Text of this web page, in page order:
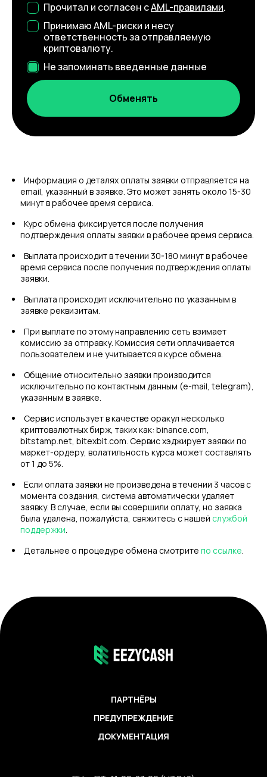
Прочитал и согласен сAML-правилами.
Принимаю AML-риски и несу
ответственность за отправляемую
криптовалюту.
Не запоминать введенные данные
Информация о деталях оплаты заявки отправляется на
email, указанный в заявке. Это может занять около 15-30
минут в рабочее время сервиса.
Курс обмена фиксируется после получения
подтверждения оплаты заявки в рабочее время сервиса.
Выплата происходит в течении 30-180 минут в рабочее
время сервиса после получения подтверждения оплаты
заявки.
Выплата происходит исключительно по указанным в
заявке реквизитам.
При выплате по этому направлению сеть взимает
комиссию за отправку. Комиссия сети оплачивается
пользователем и не учитывается в курсе обмена.
Общение относительно заявки производится
исключительно по контактным данным (e-mail, telegram),
указанным в заявке.
Сервис использует в качестве оракул несколько
криптовалютных бирж, таких как: binance.com,
bitstamp.net, bitexbit.com. Сервис хэджирует заявки по
маркет-ордеру, волатильность курса может составлять
от 1 до 5%.
Если оплата заявки не произведена в течении 3 часов с
момента создания, система автоматически удаляет
заявку. В случае, если вы совершили оплату, но заявка
была удалена, пожалуйста, свяжитесь с нашей службой
поддержки.
Детальнее о процедуре обмена смотрите по ссылке.
ПАРТНЁРЫ
ПРЕДУПРЕЖДЕНИЕ
ДОКУМЕНТАЦИЯ